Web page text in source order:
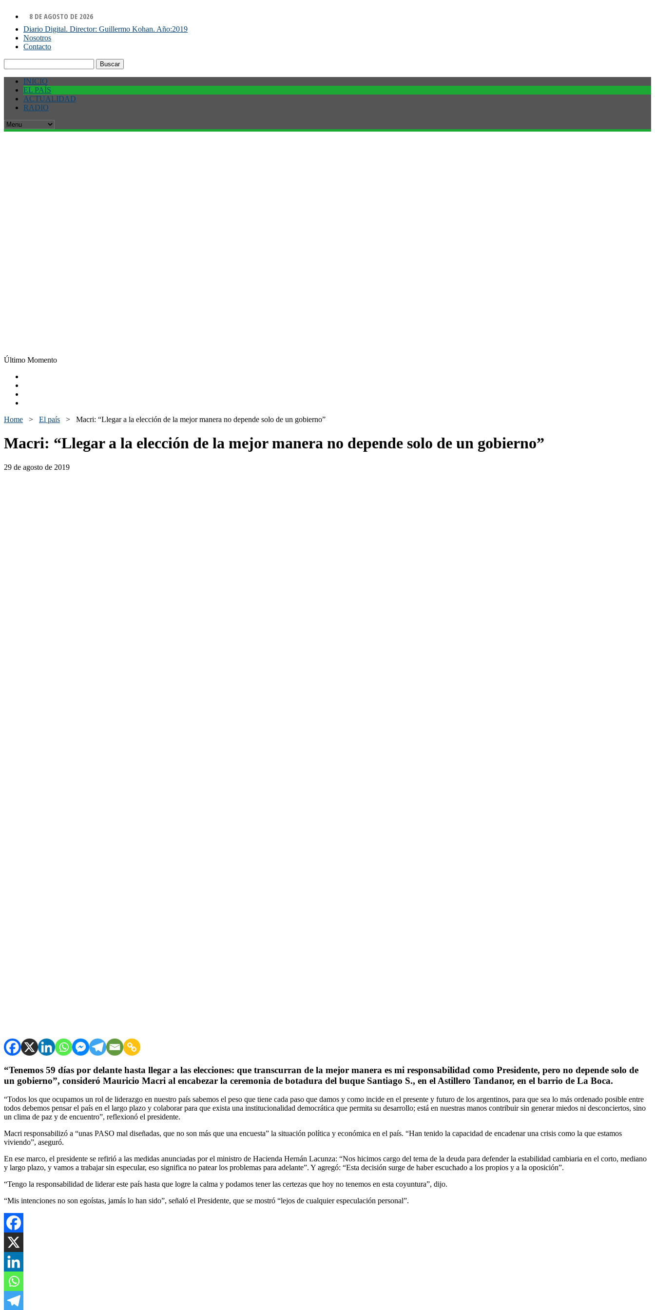
8 DE AGOSTO DE 2026
Diario Digital. Director: Guillermo Kohan. Año:2019
Nosotros
Contacto
INICIO
EL PAÍS
ACTUALIDAD
RADIO
Último Momento
Home > El país > Macri: “Llegar a la elección de la mejor manera no depende solo de un gobierno”
Macri: “Llegar a la elección de la mejor manera no depende solo de un gobierno”
29 de agosto de 2019
“Tenemos 59 días por delante hasta llegar a las elecciones: que transcurran de la mejor manera es mi responsabilidad como Presidente, pero no depende solo de
un gobierno”, consideró Mauricio Macri al encabezar la ceremonia de botadura del buque Santiago S., en el Astillero Tandanor, en el barrio de La Boca.
“Todos los que ocupamos un rol de liderazgo en nuestro país sabemos el peso que tiene cada paso que damos y como incide en el presente y futuro de los argentinos, para que sea lo más ordenado posible entre
todos debemos pensar el país en el largo plazo y colaborar para que exista una institucionalidad democrática que permita su desarrollo; está en nuestras manos contribuir sin generar miedos ni desconciertos, sino
un clima de paz y de encuentro”, reflexionó el presidente.
Macri responsabilizó a “unas PASO mal diseñadas, que no son más que una encuesta” la situación política y económica en el país. “Han tenido la capacidad de encadenar una crisis como la que estamos
viviendo”, aseguró.
En ese marco, el presidente se refirió a las medidas anunciadas por el ministro de Hacienda Hernán Lacunza: “Nos hicimos cargo del tema de la deuda para defender la estabilidad cambiaria en el corto, mediano
y largo plazo, y vamos a trabajar sin especular, eso significa no patear los problemas para adelante”. Y agregó: “Esta decisión surge de haber escuchado a los propios y a la oposición”.
“Tengo la responsabilidad de liderar este país hasta que logre la calma y podamos tener las certezas que hoy no tenemos en esta coyuntura”, dijo.
“Mis intenciones no son egoístas, jamás lo han sido”, señaló el Presidente, que se mostró “lejos de cualquier especulación personal”.